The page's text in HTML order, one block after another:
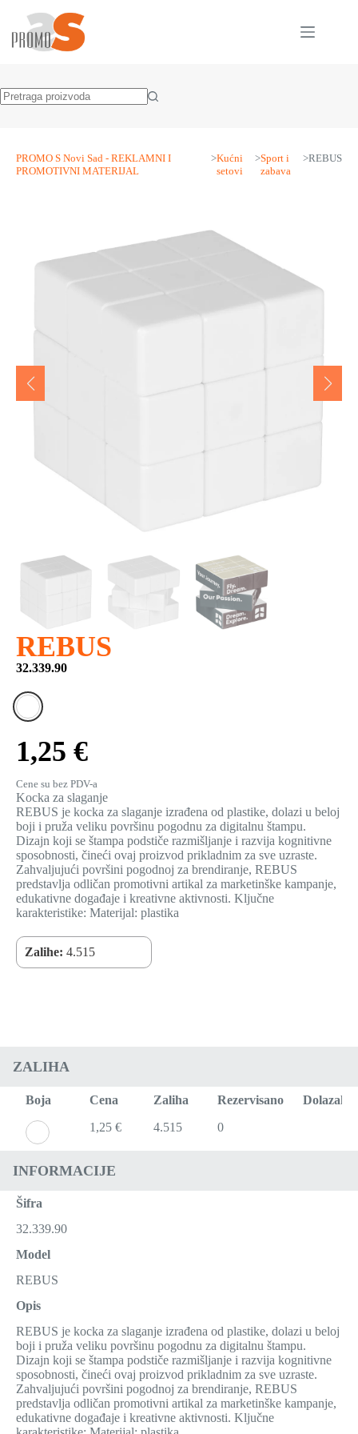
content
PROMO S Novi Sad - REKLAMNI I
PROMOTIVNI MATERIJAL
>Kućni
setovi
>Sport i
zabava
>REBUS
REBUS
32.339.90
1,25 €
Cene su bez PDV-a
Kocka za slaganje
REBUS je kocka za slaganje izrađena od plastike, dolazi u beloj
boji i pruža veliku površinu pogodnu za digitalnu štampu.
Dizajn koji se štampa podstiče razmišljanje i razvija kognitivne
sposobnosti, čineći ovaj proizvod prikladnim za sve uzraste.
Zahvaljujući površini pogodnoj za brendiranje, REBUS
predstavlja odličan promotivni artikal za marketinške kampanje,
edukativne događaje i kreativne aktivnosti. Ključne
karakteristike: Materijal: plastika
Zalihe: 4.515
ZALIHA
Boja Cena Zaliha Rezervisano
Dolazak
1,25 €
4.515 0
INFORMACIJE
Šifra
32.339.90
Model
REBUS
Opis
REBUS je kocka za slaganje izrađena od plastike, dolazi u beloj
boji i pruža veliku površinu pogodnu za digitalnu štampu.
Dizajn koji se štampa podstiče razmišljanje i razvija kognitivne
sposobnosti, čineći ovaj proizvod prikladnim za sve uzraste.
Zahvaljujući površini pogodnoj za brendiranje, REBUS
predstavlja odličan promotivni artikal za marketinške kampanje,
edukativne događaje i kreativne aktivnosti. Ključne